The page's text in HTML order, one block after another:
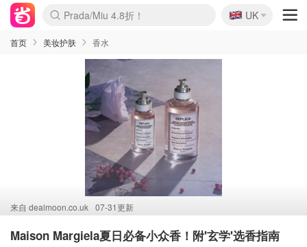
麦卢卡蜂蜜夏促！个位数！
Prada/Miu 4.8折！
啥？必胜客披萨5折！
🇬🇧
UK
首页 美妆护肤 香水
来自 dealmoon.co.uk 07-31更新
Maison Margiela夏日必备小众香！附'玄学'选香指南